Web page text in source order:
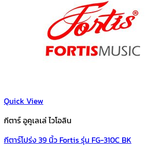
Quick View
กีตาร์ อูคูเลเล่ ไวโอลิน
กีตาร์โปร่ง 39 นิ้ว Fortis รุ่น FG-310C BK